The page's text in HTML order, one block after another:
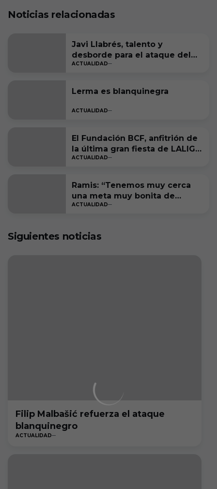
Noticias relacionadas
Javi Llabrés, talento y
desborde para el ataque del
Burgos CF
ACTUALIDAD
Lerma es blanquinegra
ACTUALIDAD
El Fundación BCF, anfitrión de
la última gran fiesta de LALIGA
Genuine Moeve
ACTUALIDAD
Ramis: “Tenemos muy cerca
una meta muy bonita de
cumplir”
ACTUALIDAD
Siguientes noticias
Filip Malbašić refuerza el ataque
blanquinegro
ACTUALIDAD